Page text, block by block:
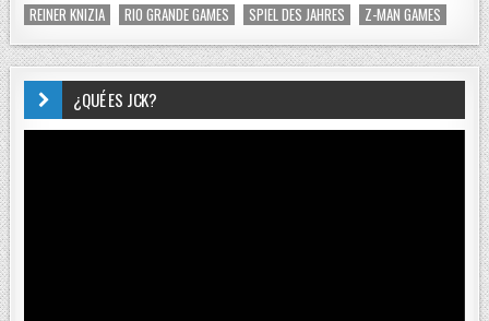
REINER KNIZIA
RIO GRANDE GAMES SPIEL DES JAHRES Z-MAN GAMES
¿QUÉ ES JCK?